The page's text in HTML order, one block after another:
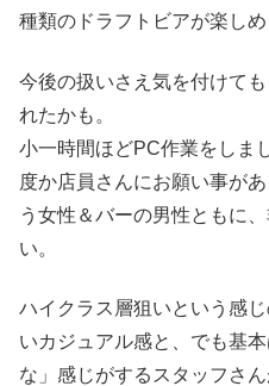
種類のドラフトビアが楽し
今後の扱いさえ気を付けて
れたかも。
小一時間ほどPC作業をしま
度か店員さんにお願い事が
う女性＆バーの男性ともに
い。
ハイクラス層狙いという感
いカジュアル感と、でも基
な」感じがするスタッフさ